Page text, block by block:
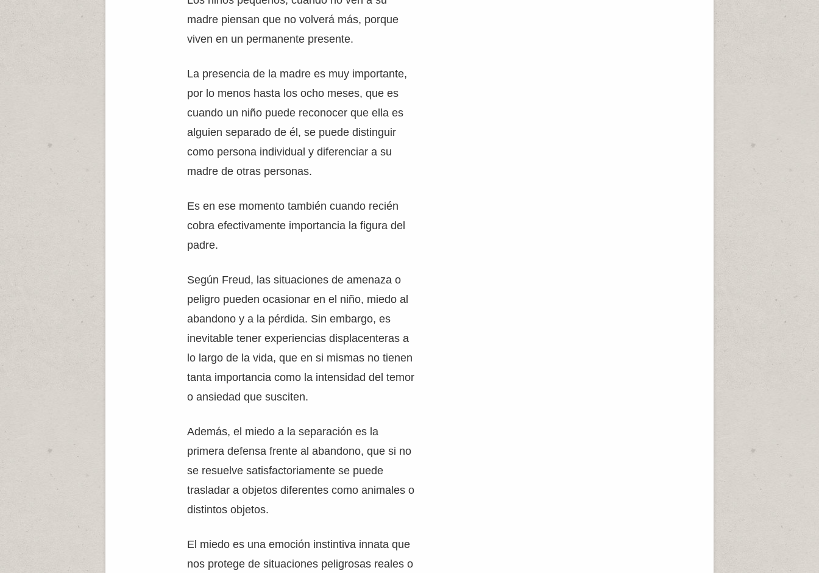
madre piensan que no volverá más, porque
viven en un permanente presente.
La presencia de la madre es muy importante,
por lo menos hasta los ocho meses, que es
cuando un niño puede reconocer que ella es
alguien separado de él, se puede distinguir
como persona individual y diferenciar a su
madre de otras personas.
Es en ese momento también cuando recién
cobra efectivamente importancia la figura del
padre.
Según Freud, las situaciones de amenaza o
peligro pueden ocasionar en el niño, miedo al
abandono y a la pérdida. Sin embargo, es
inevitable tener experiencias displacenteras a
lo largo de la vida, que en si mismas no tienen
tanta importancia como la intensidad del temor
o ansiedad que susciten.
Además, el miedo a la separación es la
primera defensa frente al abandono, que si no
se resuelve satisfactoriamente se puede
trasladar a objetos diferentes como animales o
distintos objetos.
El miedo es una emoción instintiva innata que
nos protege de situaciones peligrosas reales o